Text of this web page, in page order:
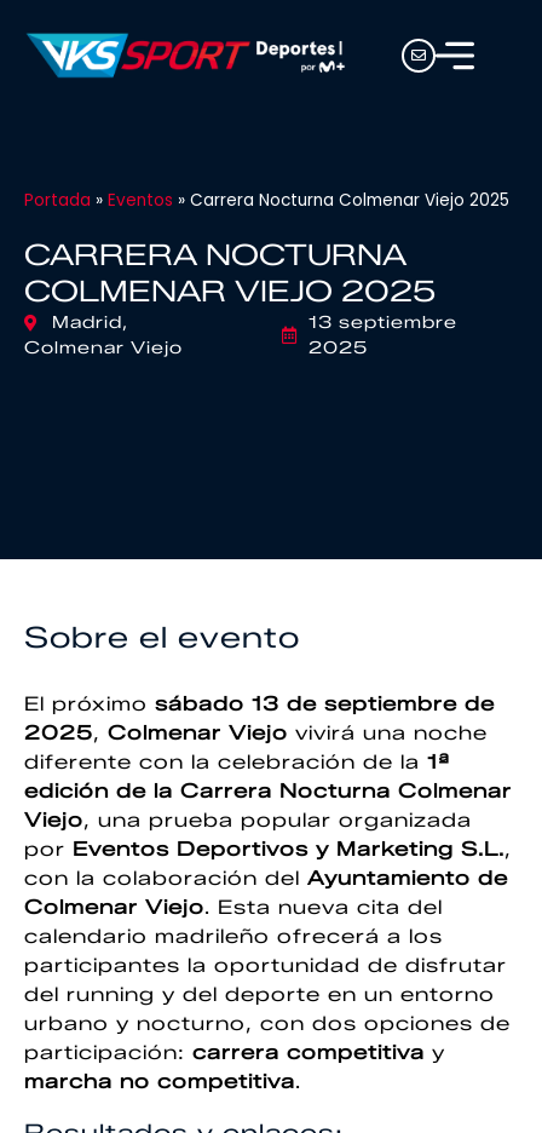
Portada » Eventos » Carrera Nocturna Colmenar Viejo 2025
CARRERA NOCTURNA
COLMENAR VIEJO 2025
Madrid,
Colmenar Viejo
13 septiembre
2025
Sobre el evento
El próximo sábado 13 de septiembre de
2025, Colmenar Viejo vivirá una noche
diferente con la celebración de la 1ª
edición de la Carrera Nocturna Colmenar
Viejo, una prueba popular organizada
por Eventos Deportivos y Marketing S.L.,
con la colaboración del Ayuntamiento de
Colmenar Viejo. Esta nueva cita del
calendario madrileño ofrecerá a los
participantes la oportunidad de disfrutar
del running y del deporte en un entorno
urbano y nocturno, con dos opciones de
participación: carrera competitiva y
marcha no competitiva.